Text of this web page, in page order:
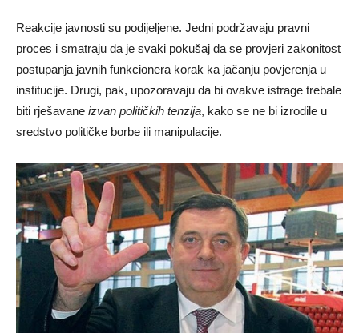
Reakcije javnosti su podijeljene. Jedni podržavaju pravni
proces i smatraju da je svaki pokušaj da se provjeri zakonitost
postupanja javnih funkcionera korak ka jačanju povjerenja u
institucije. Drugi, pak, upozoravaju da bi ovakve istrage trebale
biti rješavane izvan političkih tenzija, kako se ne bi izrodile u
sredstvo političke borbe ili manipulacije.